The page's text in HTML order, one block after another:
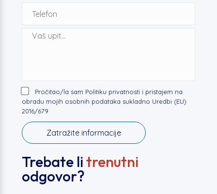
Pročitao/la sam Politiku privatnosti i pristajem na
obradu mojih osobnih podataka sukladno Uredbi (EU)
2016/679
Trebate litrenutni
odgovor?